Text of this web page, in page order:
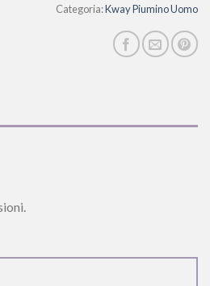
Categoria:Kway Piumino Uomo